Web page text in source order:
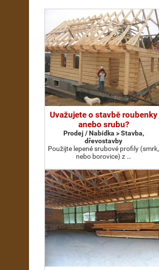
Uvažujete o stavbě roubenky
anebo srubu?
Prodej / Nabídka > Stavba,
dřevostavby
Použijte lepené srubové profily (smrk,
nebo borovice) z …